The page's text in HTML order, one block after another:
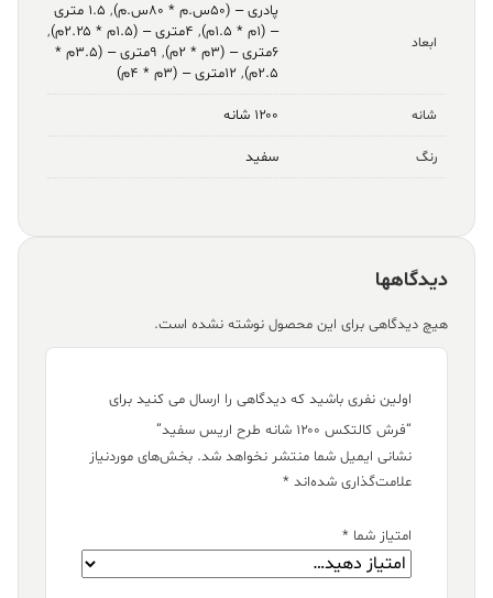
ابعاد
پادری – (۵۰س.م * ۸۰س.م) ,
۱.۵ متری
– (۱م * ۱.۵م)
, ۴متری – (۱.۵م * ۲.۲۵م)
,
۶متری – (۳م * ۲م)
,
۹متری – (۳.۵م *
۲.۵م)
, ۱۲متری – (۳م * ۴م)
شانه ۱۲۰۰ شانه
رنگ سفید
دیدگاهها
هیچ دیدگاهی برای این محصول نوشته نشده است.
اولین نفری باشید که دیدگاهی را ارسال می کنید برای
“فرش کالتکس ۱۲۰۰ شانه طرح اریس سفید”
نشانی ایمیل شما منتشر نخواهد شد. بخش‌های موردنیاز
علامت‌گذاری شده‌اند *
امتیاز شما *